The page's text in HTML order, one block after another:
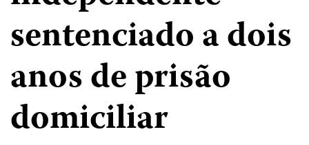
sentenciado a dois
anos de prisão
domiciliar